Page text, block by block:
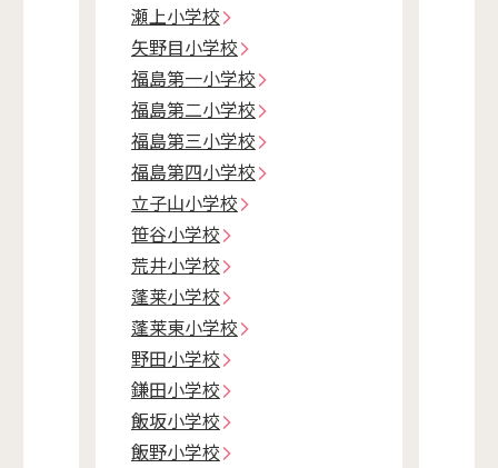
瀬上小学校
矢野目小学校
福島第一小学校
福島第二小学校
福島第三小学校
福島第四小学校
立子山小学校
笹谷小学校
荒井小学校
蓬莱小学校
蓬莱東小学校
野田小学校
鎌田小学校
飯坂小学校
飯野小学校